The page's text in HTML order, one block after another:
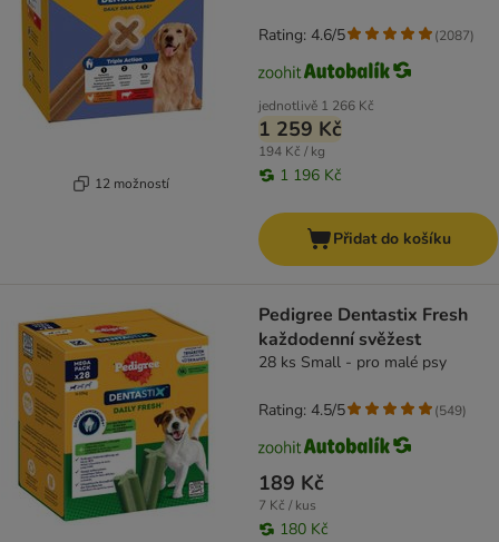
12 možností
jednotlivě 1 266 Kč
1 259 Kč
194 Kč / kg
1 196 Kč
Rating: 4.6/5 (2087)
Přidat do košíku
Pedigree Dentastix Fresh
každodenní svěžest
28 ks Small - pro malé psy
189 Kč
7 Kč / kus
180 Kč
Rating: 4.5/5 (549)